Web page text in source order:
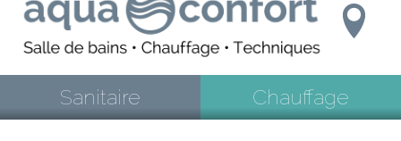
Sanitaire Chauffage